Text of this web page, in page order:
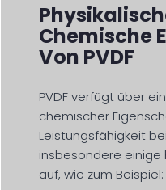
Chemische
Von PVDF
PVDF verfügt über
chemischer
Leistungsfähigkeit
insbesondere
auf, wie zum Beispiel: